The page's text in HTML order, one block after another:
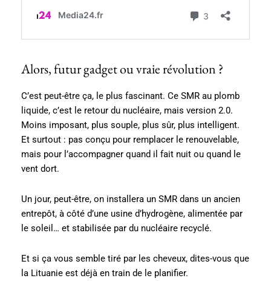
Alors, futur gadget ou vraie révolution ?
C’est peut-être ça, le plus fascinant. Ce SMR au plomb
liquide, c’est le retour du nucléaire, mais version 2.0.
Moins imposant, plus souple, plus sûr, plus intelligent.
Et surtout : pas conçu pour remplacer le renouvelable,
mais pour l’accompagner quand il fait nuit ou quand le
vent dort.
Un jour, peut-être, on installera un SMR dans un ancien
entrepôt, à côté d’une usine d’hydrogène, alimentée par
le soleil… et stabilisée par du nucléaire recyclé.
Et si ça vous semble tiré par les cheveux, dites-vous que
la Lituanie est déjà en train de le planifier.